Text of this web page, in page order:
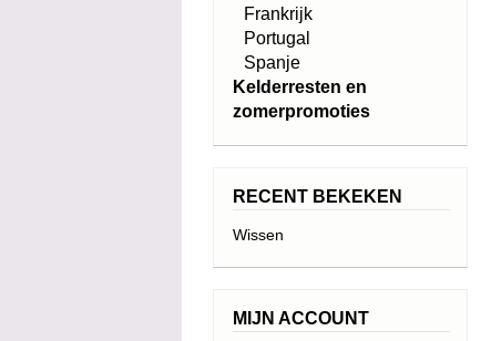
Frankrijk
Portugal
Spanje
Kelderresten en
zomerpromoties
RECENT BEKEKEN
Wissen
MIJN ACCOUNT